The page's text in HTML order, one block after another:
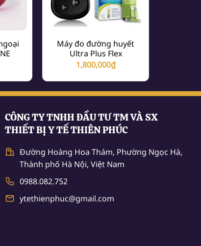
Máy đo đường huyết
Ultra Plus Flex
1,800,000₫
CÔNG TY TNHH ĐẦU TƯ TM VÀ SX
THIẾT BỊ Y TẾ THIÊN PHÚC
Đường Hoàng Hoa Thám, Phường Ngọc Hà,
Thành phố Hà Nội, Việt Nam
0988.082.752
ytethienphuc@gmail.com